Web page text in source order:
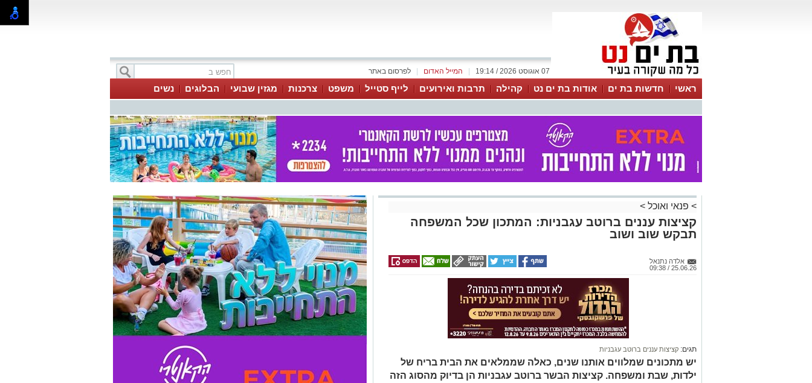
לפרסום באתר המייל האדום 07 אוגוסט 2026 / 19:14
ראשי חדשות בת ים אודות בת ים נט קהילה תרבות ואירועים לייף סטייל משפט צרכנות מגזין שבועי הבלוגים נשים
> פנאי ואוכל >
קציצות עננים ברוטב עגבניות: המתכון שכל המשפחה
תבקש שוב ושוב
אלדה נתנאל
25.06.26 / 09:38
תגים: קציצות עננים ברוטב עגבניות
יש מתכונים שמלווים אותנו שנים, כאלה שממלאים את הבית בריח של
ילדות, שבת ומשפחה. קציצות הבשר ברוטב עגבניות הן בדיוק מהסוג הזה